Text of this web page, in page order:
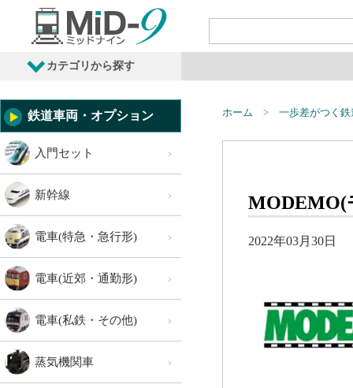
カテゴリから探す
発売予定商品 鉄道車両・オプション
鉄道車両・オプション
入門セット
新幹線
電車(特急・急行形)
電車(近郊・通勤形)
電車(私鉄・その他)
蒸気機関車
ホーム 一歩差がつく
MODEMO(
2022年03月30日